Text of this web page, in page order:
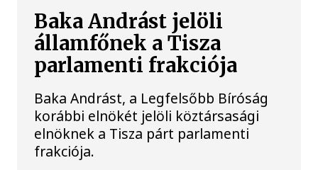
Baka Andrást jelöli
államfőnek a Tisza
parlamenti frakciója
Baka Andrást, a Legfelsőbb Bíróság
korábbi elnökét jelöli köztársasági
elnöknek a Tisza párt parlamenti
frakciója.